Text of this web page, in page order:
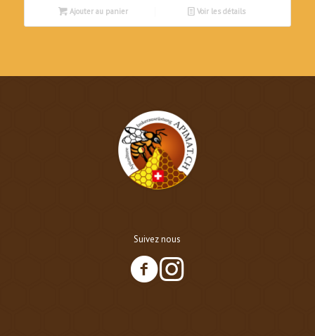
Ajouter au panier Voir les détails
Suivez nous